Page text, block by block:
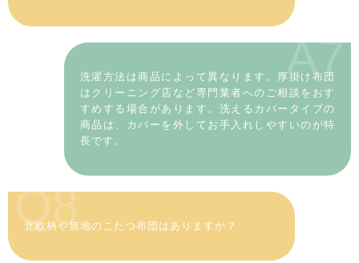
A7
洗濯方法は商品によって異なります。厚掛け布団
はクリーニング店など専門業者へのご相談をおす
すめする場合があります。洗えるカバータイプの
商品は、カバーを外してお手入れしやすいのが特
長です。
Q8
北欧柄や無地のこたつ布団はありますか？